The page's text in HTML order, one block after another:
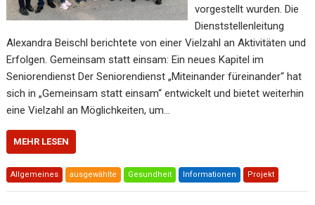
vorgestellt wurden. Die
Dienststellenleitung
Alexandra Beischl berichtete von einer Vielzahl an Aktivitäten und
Erfolgen. Gemeinsam statt einsam: Ein neues Kapitel im
Seniorendienst Der Seniorendienst „Miteinander füreinander“ hat
sich in „Gemeinsam statt einsam“ entwickelt und bietet weiterhin
eine Vielzahl an Möglichkeiten, um…
MEHR LESEN
Allgemeines ausgewählte Gesundheit Informationen Projekt